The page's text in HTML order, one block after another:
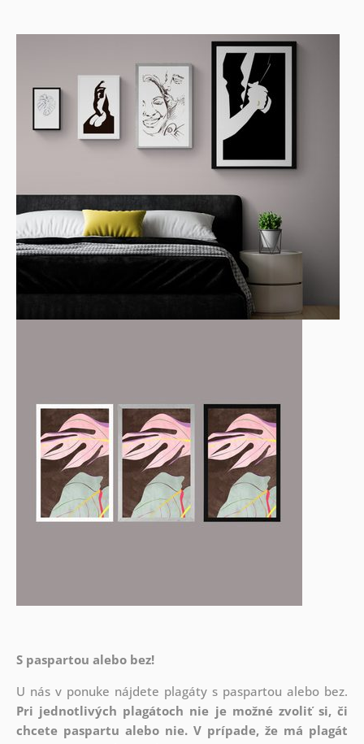
S paspartou alebo bez!
U nás v ponuke nájdete plagáty s paspartou alebo bez.
Pri jednotlivých plagátoch nie je možné zvoliť si, či
chcete paspartu alebo nie. V prípade, že má plagát